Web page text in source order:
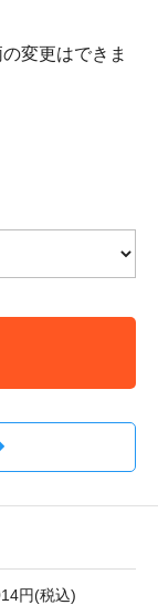
変更はできま
円(税込)